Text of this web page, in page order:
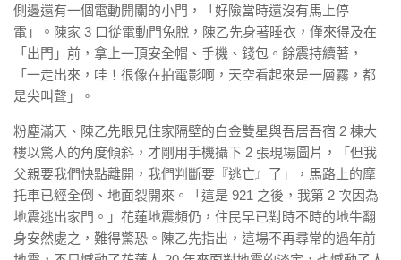
側邊還有一個電動開關的小門，「好險當時還沒有馬上停
電」。陳家 3 口從電動門兔脫，陳乙先身著睡衣，僅來得及在
「出門」前，拿上一頂安全帽、手機、錢包。餘震持續著，
「一走出來，哇！很像在拍電影啊，天空看起來是一層霧，都
是尖叫聲」。
粉塵滿天、陳乙先眼見住家隔壁的白金雙星與吾居吾宿 2 棟大
樓以驚人的角度傾斜，才剛用手機攝下 2 張現場圖片，「但我
父親要我們快點離開，我們判斷要『逃亡』了」，馬路上的摩
托車已經全倒、地面裂開來。「這是 921 之後，我第 2 次因為
地震逃出家門。」花蓮地震頻仍，住民早已對時不時的地牛翻
身安然處之，難得驚恐。陳乙先指出，這場不再尋常的過年前